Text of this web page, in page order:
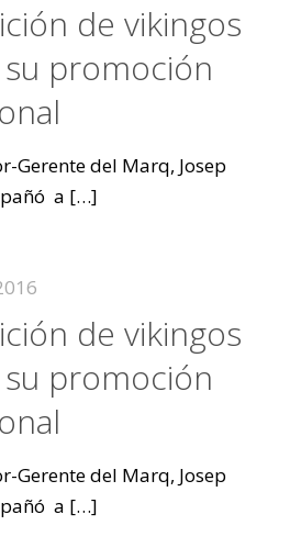
de vikingos
promoción
del Marq, Josep
a […]
de vikingos
promoción
del Marq, Josep
a […]